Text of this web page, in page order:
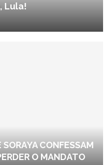
Lula!
CONFESSAM
O MANDATO